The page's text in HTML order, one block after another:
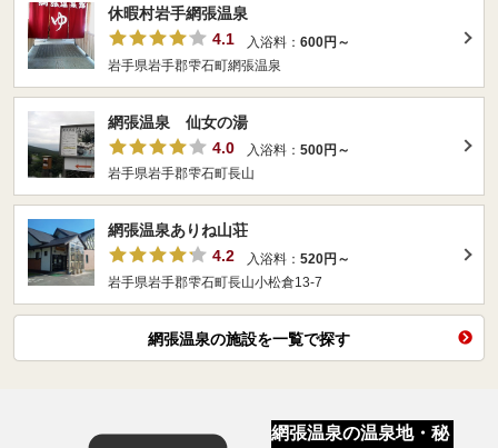
休暇村岩手網張温泉
4.1
入浴料： 600円～
岩手県岩手郡雫石町網張温泉
網張温泉 仙女の湯
4.0
入浴料： 500円～
岩手県岩手郡雫石町長山
網張温泉ありね山荘
4.2
入浴料： 520円～
岩手県岩手郡雫石町長山小松倉13-7
網張温泉の施設を一覧で探す
網張温泉の温泉地・秘